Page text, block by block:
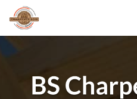
contenu
principal